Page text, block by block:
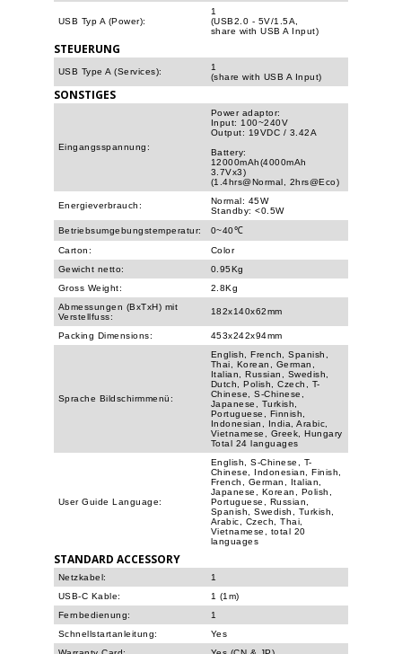
USB Typ A (Power):
1
(USB2.0 - 5V/1.5A,
share with USB A Input)
STEUERUNG
USB Type A (Services):
1
(share with USB A Input)
SONSTIGES
Eingangsspannung:
Power adaptor:
Input: 100~240V
Output: 19VDC / 3.42A
Battery:
12000mAh(4000mAh
3.7Vx3)
(1.4hrs@Normal, 2hrs@Eco)
Energieverbrauch:
Normal: 45W
Standby: <0.5W
Betriebsumgebungstemperatur:
0~40℃
Carton:
Color
Gewicht netto:
0.95Kg
Gross Weight:
2.8Kg
Abmessungen (BxTxH) mit
Verstellfuss:
182x140x62mm
Packing Dimensions: 453x242x94mm
Sprache Bildschirmmenü:
English, French, Spanish,
Thai, Korean, German,
Italian, Russian, Swedish,
Dutch, Polish, Czech, T-
Chinese, S-Chinese,
Japanese, Turkish,
Portuguese, Finnish,
Indonesian, India, Arabic,
Vietnamese, Greek, Hungary
Total 24 languages
User Guide Language:
English, S-Chinese, T-
Chinese, Indonesian, Finish,
French, German, Italian,
Japanese, Korean, Polish,
Portuguese, Russian,
Spanish, Swedish, Turkish,
Arabic, Czech, Thai,
Vietnamese, total 20
languages
STANDARD ACCESSORY
Netzkabel:
1
USB-C Kable:
1 (1m)
Fernbedienung:
1
Schnellstartanleitung:
Yes